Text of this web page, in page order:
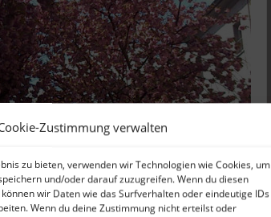
Zustimmung verwalten
zu bieten, verwenden wir Technologien wie Cookies, um
und/oder darauf zuzugreifen. Wenn du diesen
wir Daten wie das Surfverhalten oder eindeutige IDs
Wenn du deine Zustimmung nicht erteilst oder
den Bäumen und der Besucherstrom